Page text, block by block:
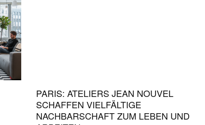
PARIS: ATELIERS JEAN NOUVEL
SCHAFFEN VIELFÄLTIGE
NACHBARSCHAFT ZUM LEBEN UND